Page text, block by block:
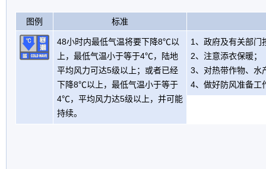
图例 标准
48小时内最低气温将要下降8℃以
上，最低气温小于等于4℃，陆地
平均风力可达5级以上；或者已经
下降8℃以上，最低气温小于等于
4℃，平均风力达5级以上，并可能
持续。
1、政府及有关部门
2、注意添衣保暖；
3、对热带作物、水
4、做好防风准备工